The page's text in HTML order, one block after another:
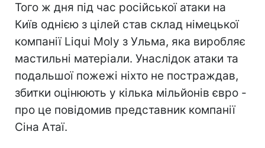
Того ж дня під час російської атаки на
Київ однією з цілей став склад німецької
компанії Liqui Moly з Ульма, яка виробляє
мастильні матеріали. Унаслідок атаки та
подальшої пожежі ніхто не постраждав,
збитки оцінюють у кілька мільйонів євро -
про це повідомив представник компанії
Сіна Атаї.